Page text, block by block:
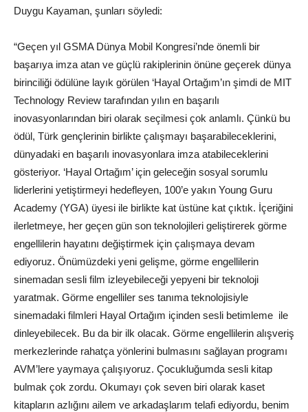
Duygu Kayaman, şunları söyledi:
“Geçen yıl GSMA Dünya Mobil Kongresi’nde önemli bir
başarıya imza atan ve güçlü rakiplerinin önüne geçerek dünya
birinciliği ödülüne layık görülen ‘Hayal Ortağım’ın şimdi de MIT
Technology Review tarafından yılın en başarılı
inovasyonlarından biri olarak seçilmesi çok anlamlı. Çünkü bu
ödül, Türk gençlerinin birlikte çalışmayı başarabileceklerini,
dünyadaki en başarılı inovasyonlara imza atabileceklerini
gösteriyor. ‘Hayal Ortağım’ için geleceğin sosyal sorumlu
liderlerini yetiştirmeyi hedefleyen, 100’e yakın Young Guru
Academy (YGA) üyesi ile birlikte kat üstüne kat çıktık. İçeriğini
ilerletmeye, her geçen gün son teknolojileri geliştirerek görme
engellilerin hayatını değiştirmek için çalışmaya devam
ediyoruz. Önümüzdeki yeni gelişme, görme engellilerin
sinemadan sesli film izleyebileceği yepyeni bir teknoloji
yaratmak. Görme engelliler ses tanıma teknolojisiyle
sinemadaki filmleri Hayal Ortağım içinden sesli betimleme ile
dinleyebilecek. Bu da bir ilk olacak. Görme engellilerin alışveriş
merkezlerinde rahatça yönlerini bulmasını sağlayan programı
AVM’lere yaymaya çalışıyoruz. Çocukluğumda sesli kitap
bulmak çok zordu. Okumayı çok seven biri olarak kaset
kitapların azlığını ailem ve arkadaşlarım telafi ediyordu, benim